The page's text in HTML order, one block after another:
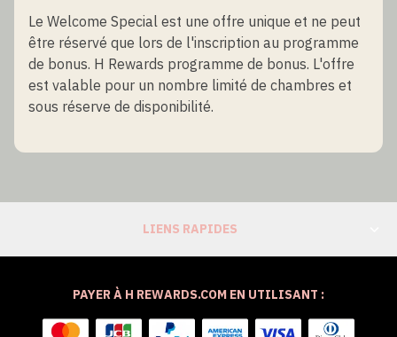
Le Welcome Special est une offre unique et ne peut
être réservé que lors de l'inscription au programme
de bonus. H Rewards programme de bonus. L'offre
est valable pour un nombre limité de chambres et
sous réserve de disponibilité.
LIENS RAPIDES
PAYER À H REWARDS.COM EN UTILISANT :